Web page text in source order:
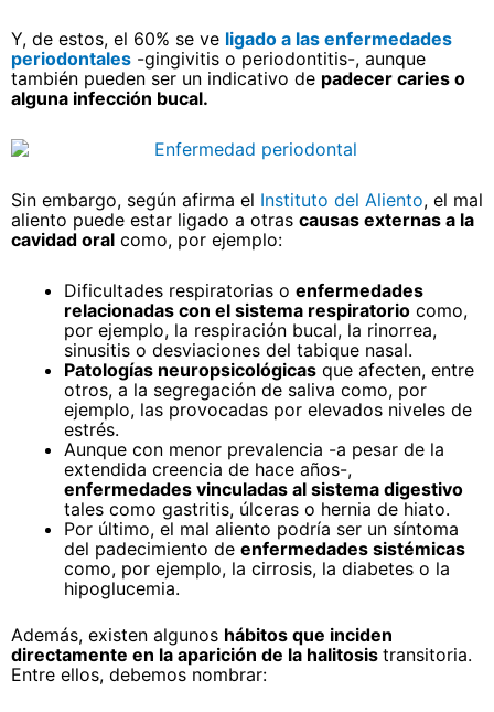
Y, de estos, el 60% se ve ligado a las enfermedades
periodontales -gingivitis o periodontitis-, aunque
también pueden ser un indicativo de padecer caries o
alguna infección bucal.
Sin embargo, según afirma el Instituto del Aliento, el mal
aliento puede estar ligado a otras causas externas a la
cavidad oral como, por ejemplo:
Dificultades respiratorias o enfermedades
relacionadas con el sistema respiratorio como,
por ejemplo, la respiración bucal, la rinorrea,
sinusitis o desviaciones del tabique nasal.
Patologías neuropsicológicas que afecten, entre
otros, a la segregación de saliva como, por
ejemplo, las provocadas por elevados niveles de
estrés.
Aunque con menor prevalencia -a pesar de la
extendida creencia de hace años-,
enfermedades vinculadas al sistema digestivo
tales como gastritis, úlceras o hernia de hiato.
Por último, el mal aliento podría ser un síntoma
del padecimiento de enfermedades sistémicas
como, por ejemplo, la cirrosis, la diabetes o la
hipoglucemia.
Además, existen algunos hábitos que inciden
directamente en la aparición de la halitosis transitoria.
Entre ellos, debemos nombrar: